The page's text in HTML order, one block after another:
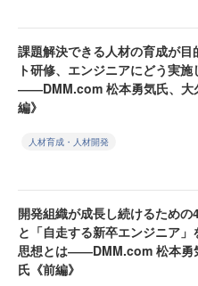
課題解決できる人材の育成が目
ト研修、エンジニアにどう実
――DMM.com 松本勇気氏、大
編》
人材育成・人材開発
開発組織が成長し続けるための
と「自走する新卒エンジニア
思想とは――DMM.com 松本勇
氏《前編》